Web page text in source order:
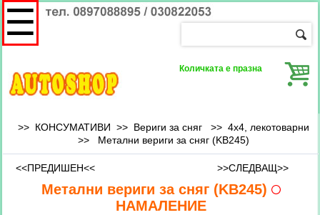
Количката е празна
☰
>> КОНСУМАТИВИ >> Вериги за сняг >> 4х4, лекотоварни
>> Метални вериги за сняг (KB245)
<<ПРЕДИШЕН<< >>СЛЕДВАЩ>>
Метални вериги за сняг (KB245)
НАМАЛЕНИЕ